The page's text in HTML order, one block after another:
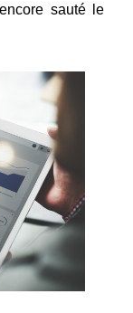
sauté le